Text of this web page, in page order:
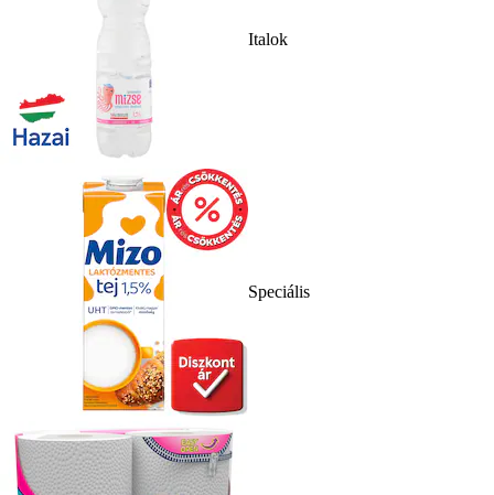
Italok
Speciális